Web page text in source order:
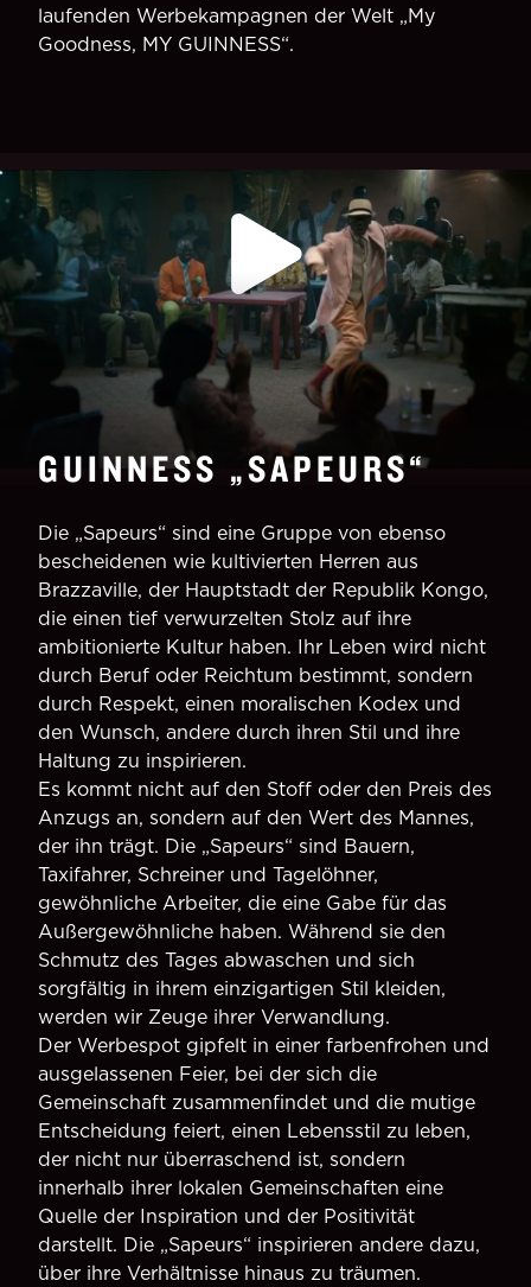
laufenden Werbekampagnen der Welt „My
Goodness, MY GUINNESS“.
GUINNESS „SAPEURS“
Die „Sapeurs“ sind eine Gruppe von ebenso
bescheidenen wie kultivierten Herren aus
Brazzaville, der Hauptstadt der Republik Kongo,
die einen tief verwurzelten Stolz auf ihre
ambitionierte Kultur haben. Ihr Leben wird nicht
durch Beruf oder Reichtum bestimmt, sondern
durch Respekt, einen moralischen Kodex und
den Wunsch, andere durch ihren Stil und ihre
Haltung zu inspirieren.
Es kommt nicht auf den Stoff oder den Preis des
Anzugs an, sondern auf den Wert des Mannes,
der ihn trägt. Die „Sapeurs“ sind Bauern,
Taxifahrer, Schreiner und Tagelöhner,
gewöhnliche Arbeiter, die eine Gabe für das
Außergewöhnliche haben. Während sie den
Schmutz des Tages abwaschen und sich
sorgfältig in ihrem einzigartigen Stil kleiden,
werden wir Zeuge ihrer Verwandlung.
Der Werbespot gipfelt in einer farbenfrohen und
ausgelassenen Feier, bei der sich die
Gemeinschaft zusammenfindet und die mutige
Entscheidung feiert, einen Lebensstil zu leben,
der nicht nur überraschend ist, sondern
innerhalb ihrer lokalen Gemeinschaften eine
Quelle der Inspiration und der Positivität
darstellt. Die „Sapeurs“ inspirieren andere dazu,
über ihre Verhältnisse hinaus zu träumen.